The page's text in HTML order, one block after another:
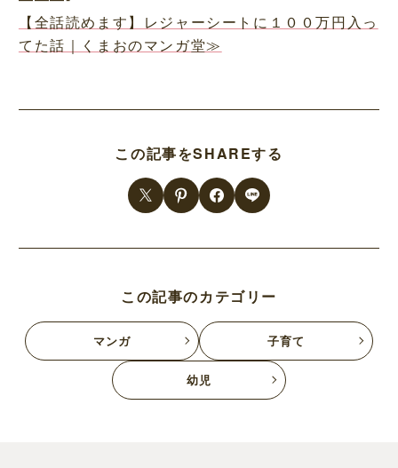
【全話読めます】レジャーシートに１００万円入っ
てた話｜くまおのマンガ堂≫
この記事をSHAREする
この記事のカテゴリー
マンガ 子育て
幼児